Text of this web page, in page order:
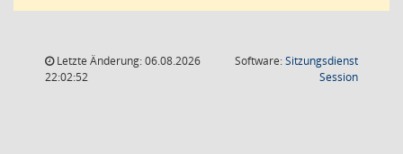
Letzte Änderung: 06.08.2026
22:02:52
Software:Sitzungsdienst
Session(Wird in